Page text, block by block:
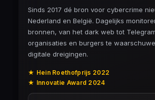
Sinds 2017 dé bron voor cybercrime
Nederland en België. Dagelijks
bronnen, van het dark web tot
organisaties en burgers te
digitale dreigingen.
★ Hein Roethofprijs 2022
★ Innovatie Award 2024